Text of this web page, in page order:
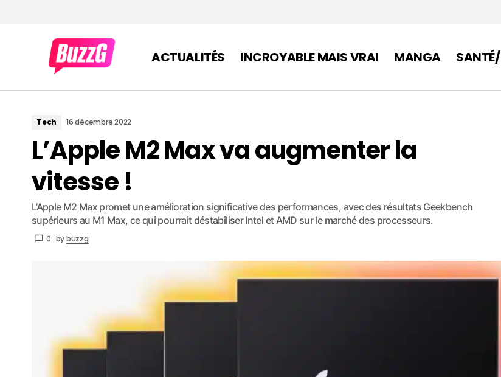
ACTUALITÉS INCROYABLE MAIS VRAI MANGA
Tech 16 décembre 2022
L’Apple M2 Max va augmenter la
vitesse !
L’Apple M2 Max promet une amélioration significative des performances, avec des résultats Geekbench
supérieurs au M1 Max, ce qui pourrait déstabiliser Intel et AMD sur le marché des processeurs.
0 bybuzzg